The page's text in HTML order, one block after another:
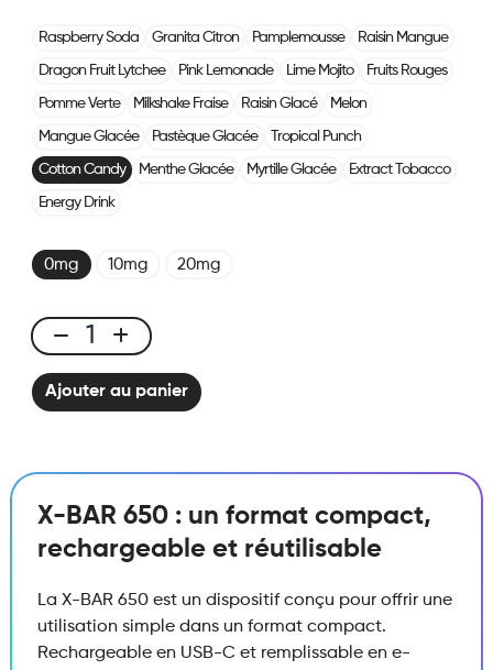
Raspberry Soda Granita Citron Pamplemousse Raisin Mangue
Dragon Fruit Lytchee Pink Lemonade Lime Mojito Fruits Rouges
Pomme Verte Milkshake Fraise Raisin Glacé Melon
Mangue Glacée Pastèque Glacée Tropical Punch
Cotton Candy Menthe Glacée Myrtille Glacée Extract Tobacco
Energy Drink
0mg 10mg 20mg
X-
BAR
650
quantité
Ajouter au panier
X-BAR 650 : un format compact,
rechargeable et réutilisable
La X-BAR 650 est un dispositif conçu pour offrir une
utilisation simple dans un format compact.
Rechargeable en USB-C et remplissable en e-